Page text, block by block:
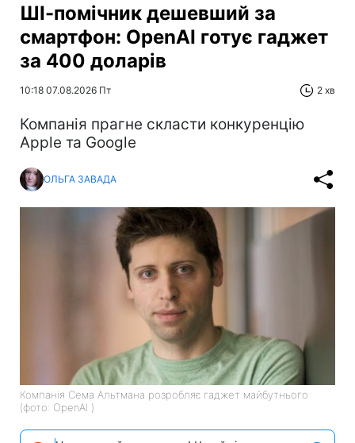
ШІ-помічник дешевший за
смартфон: OpenAI готує гаджет
за 400 доларів
10:18 07.08.2026 Пт 2 хв
Компанія прагне скласти конкуренцію
Apple та Google
ОЛЬГА ЗАВАДА
Компанія Сема Альтмана розробляє гаджет майбутнього
(фото: OpenAI )